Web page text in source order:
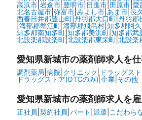
高浜市|岩倉市|豊明市| 日進市|田原市|愛
北名古屋市| 弥富市| みよし市| あま市| 長
西春日井郡豊山町| 丹羽郡大口町| 丹羽郡
海部郡蟹江町| 海部郡飛島村| 知多郡阿
知多郡南知多町| 知多郡美浜町| 知多郡武
北設楽郡設楽町|北設楽郡東栄町| 北設楽
愛知県新城市の薬剤師求人を
調剤薬局 病院 クリニック ドラッグス
ドラッグストア(OTCのみ)| 企業| その他
愛知県新城市の薬剤師求人を
正社員 契約社員 パート 派遣 こだわら